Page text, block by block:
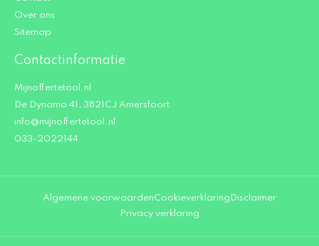
Over ons
Sitemap
Contactinformatie
Mijnoffertetool.nl
De Dynamo 41, 3821CJ Amersfoort
info@mijnoffertetool.nl
033-2022144
Algemene voorwaardenCookieverklaring Disclaimer
Privacy verklaring